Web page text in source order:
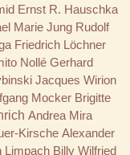
Ernst R. Hauschka
Marie Jung Rudolf
Friedrich Löchner
Nollé Gerhard
Jacques Wirion
Mocker Brigitte
Andrea Mira
Kirsche Alexander
Limpach Billy Wilfried